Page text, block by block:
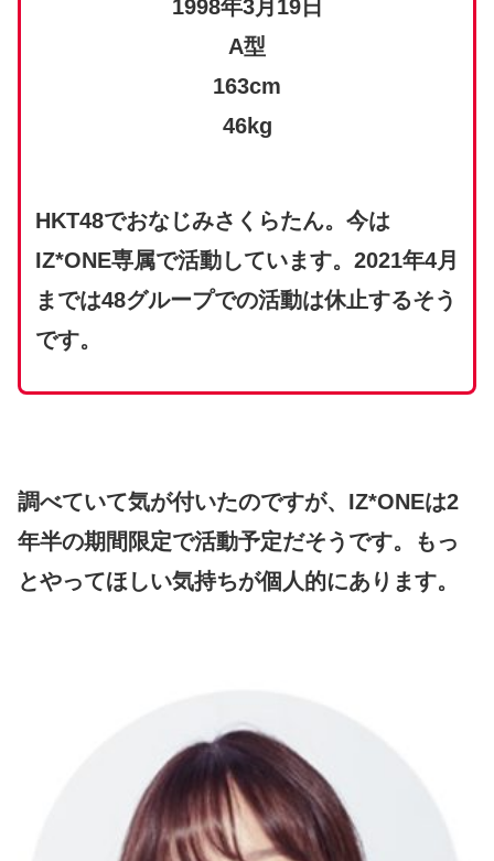
1998年3月19日
A型
163cm
46kg
HKT48でおなじみさくらたん。今は
IZ*ONE専属で活動しています。2021年4月
までは48グループでの活動は休止するそう
です。
調べていて気が付いたのですが、IZ*ONEは2
年半の期間限定で活動予定だそうです。もっ
とやってほしい気持ちが個人的にあります。